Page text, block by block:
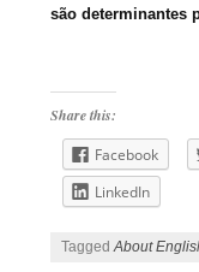
são determinantes
Share this:
Facebook
LinkedIn
TaggedAbout